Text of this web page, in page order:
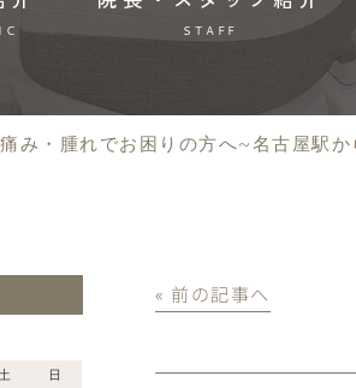
STAFF
み・腫れでお困りの方へ~名古屋駅
« 前の記事へ
土 日